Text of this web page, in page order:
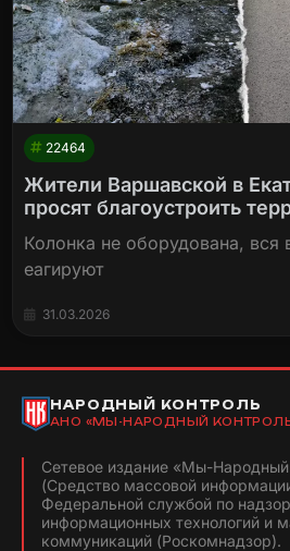
22464
Жители Варшавской в
просят благоустроить
Колонка не оборудована, вся
еагируют
31.03.2026
НАРОДНЫЙ КОНТРОЛЬ
АНО «МЫ-НАРОДНЫЙ
Сетевое издание «Мы-
(Средство массовой
Федеральной службой по
информационных технологий и
коммуникаций (Роскомнадзор).